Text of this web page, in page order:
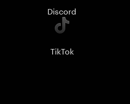
Discord
TikTok